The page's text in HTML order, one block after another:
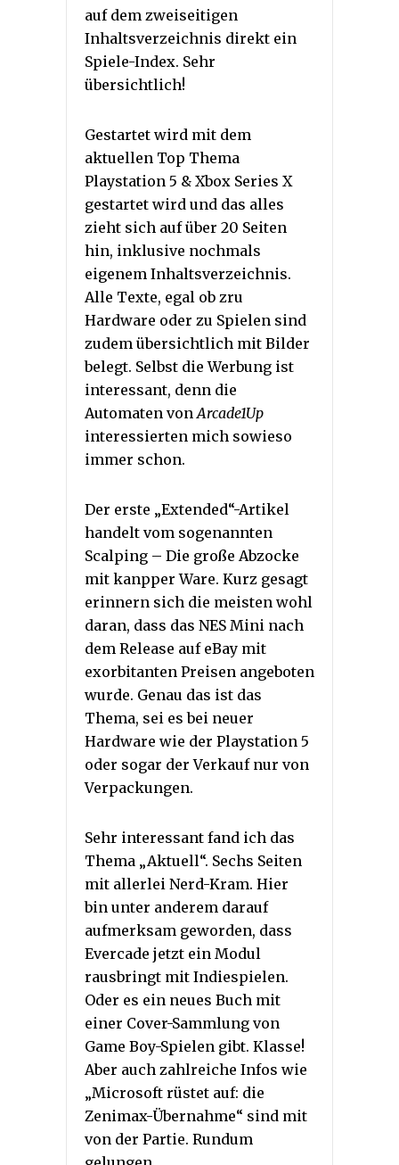
auf dem zweiseitigen
Inhaltsverzeichnis direkt ein
Spiele-Index. Sehr
übersichtlich!
Gestartet wird mit dem
aktuellen Top Thema
Playstation 5 & Xbox Series X
gestartet wird und das alles
zieht sich auf über 20 Seiten
hin, inklusive nochmals
eigenem Inhaltsverzeichnis.
Alle Texte, egal ob zru
Hardware oder zu Spielen sind
zudem übersichtlich mit Bilder
belegt. Selbst die Werbung ist
interessant, denn die
Automaten vonArcade1Up
interessierten mich sowieso
immer schon.
Der erste „Extended“-Artikel
handelt vom sogenannten
Scalping – Die große Abzocke
mit kanpper Ware. Kurz gesagt
erinnern sich die meisten wohl
daran, dass das NES Mini nach
dem Release auf eBay mit
exorbitanten Preisen angeboten
wurde. Genau das ist das
Thema, sei es bei neuer
Hardware wie der Playstation 5
oder sogar der Verkauf nur von
Verpackungen.
Sehr interessant fand ich das
Thema „Aktuell“. Sechs Seiten
mit allerlei Nerd-Kram. Hier
bin unter anderem darauf
aufmerksam geworden, dass
Evercade jetzt ein Modul
rausbringt mit Indiespielen.
Oder es ein neues Buch mit
einer Cover-Sammlung von
Game Boy-Spielen gibt. Klasse!
Aber auch zahlreiche Infos wie
„Microsoft rüstet auf: die
Zenimax-Übernahme“ sind mit
von der Partie. Rundum